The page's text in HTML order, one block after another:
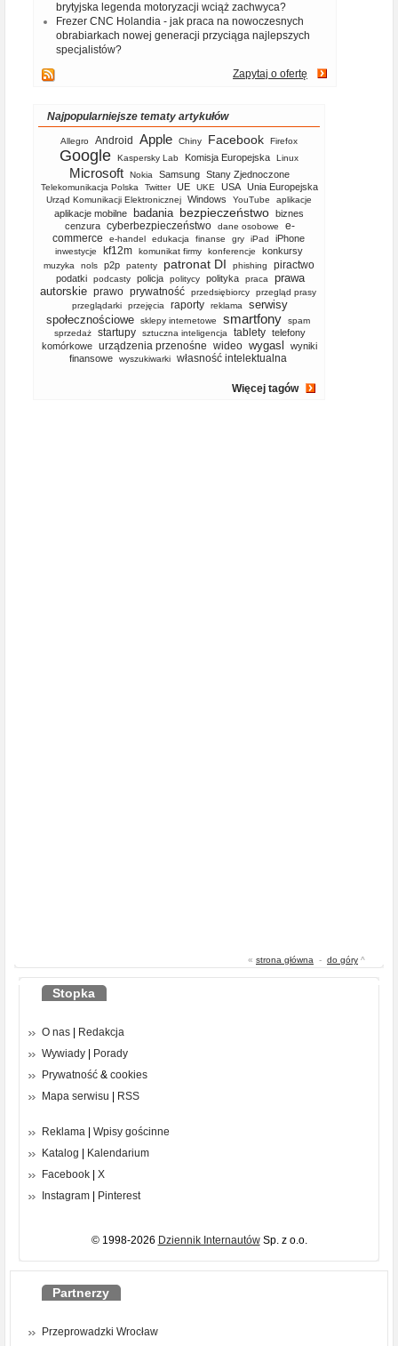
brytyjska legenda motoryzacji wciąż zachwyca?
Frezer CNC Holandia - jak praca na nowoczesnych
obrabiarkach nowej generacji przyciąga najlepszych
specjalistów?
Zapytaj o ofertę
Najpopularniejsze tematy artykułów
Allegro Android Apple Chiny Facebook Firefox
Google Kaspersky Lab Komisja Europejska Linux
Microsoft Nokia Samsung Stany Zjednoczone
Telekomunikacja Polska Twitter UE UKE USA Unia Europejska
Urząd Komunikacji Elektronicznej Windows YouTube aplikacje
aplikacje mobilne badania bezpieczeństwo biznes
cenzura cyberbezpieczeństwo dane osobowe
e-
commerce
e-handel edukacja finanse gry iPad iPhone
inwestycje kf12m komunikat firmy konferencje konkursy
muzyka nols p2p patenty patronat DI phishing piractwo
podatki podcasty policja politycy polityka praca
prawa
autorskie prawo prywatność przedsiębiorcy
przegląd prasy
przeglądarki
przejęcia raporty reklama
serwisy
społecznościowe
sklepy internetowe smartfony
spam
sprzedaż
startupy sztuczna inteligencja tablety telefony
komórkowe
urządzenia przenośne wideo wygasl
wyniki
finansowe
wyszukiwarki własność intelektualna
Więcej tagów
« strona główna - do góry ^
Stopka
O nas
Redakcja
Wywiady
Porady
Prywatność & cookies
Mapa serwisu
RSS
Reklama
Wpisy gościnne
Katalog
Kalendarium
Facebook
X
Instagram
Pinterest
© 1998-2026 Dziennik InternautówSp. z o.o.
Partnerzy
Przeprowadzki Wrocław